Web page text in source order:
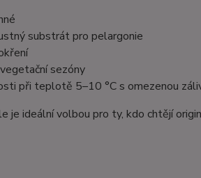
substrát pro pelargonie
sezóny
při teplotě 5–10 °C s omezenou
je ideální volbou pro ty, kdo chtějí